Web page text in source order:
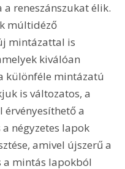
reneszánszukat élik.
múltidéző
mintázattal is
kiválóan
különféle mintázatú
is változatos, a
a
négyzetes lapok
amivel újszerű a
a mintás lapokból